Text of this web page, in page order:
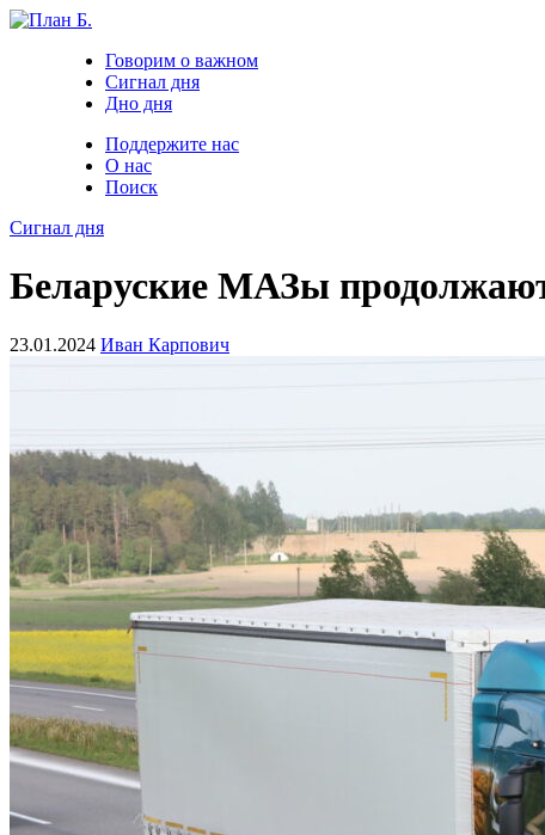
Говорим о важном
Сигнал дня
Дно дня
Поддержите нас
О нас
Поиск
Сигнал дня
Беларуские МАЗы
23.01.2024 Иван Карпович